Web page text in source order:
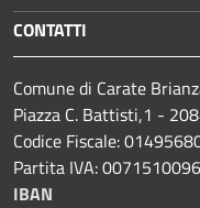
CONTATTI
Comune di Carate
Piazza C. Battisti,1 -
Codice Fiscale:
Partita IVA:
IBAN